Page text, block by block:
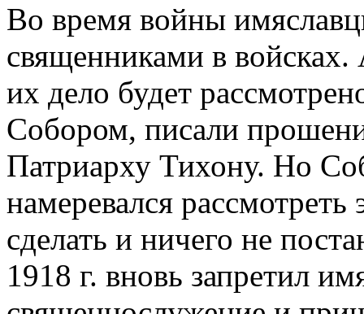
Во время войны
священниками в
их дело будет
Собором, писали
Патриарху Тихону. Но
намеревался рассмотреть
сделать и ничего не
1918 г. вновь запретил